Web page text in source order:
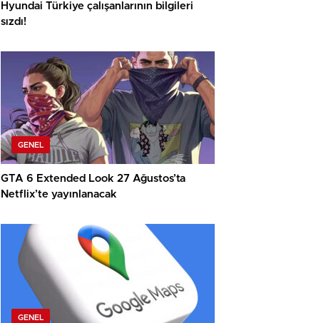
Hyundai Türkiye çalışanlarının bilgileri
sızdı!
GENEL
GTA 6 Extended Look 27 Ağustos’ta
Netflix’te yayınlanacak
GENEL